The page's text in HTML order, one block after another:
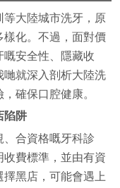
大陸城市洗牙，原
樣化。不過，面對價
安全性、隱藏收
哋就深入剖析大陸洗
確保口腔健康。
陷阱
合資格嘅牙科診
收費標準，並由有資
黑店，可能會遇上